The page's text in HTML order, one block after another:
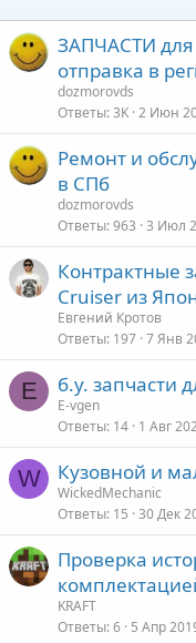
ЗАПЧАСТИ для
отправка в
dozmorovds
Ответы 3K 2 Июн
Ремонт и
в СПб
dozmorovds
Ответы 963 3 Июл
Контрактные
Cruiser из
Евгений Кротов
Ответы 197 7 Янв
E б.у. запчасти
E-vgen
Ответы 14 1 Авг
W Кузовной и
WickedMechanic
Ответы 15 30 Дек
Проверка
KRAFT
Ответы 6 5 Апр